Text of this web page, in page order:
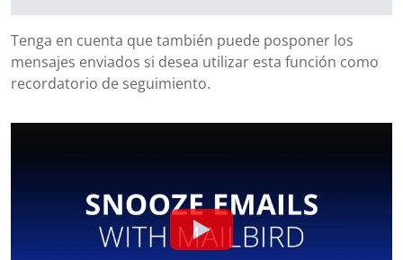
Tenga en cuenta que también puede posponer los
mensajes enviados si desea utilizar esta función como
recordatorio de seguimiento.